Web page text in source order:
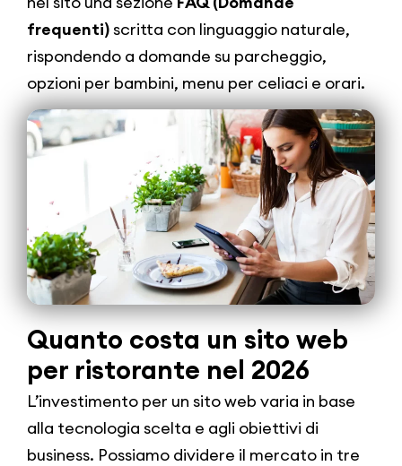
frequenti)scritta con linguaggio naturale,
rispondendo a domande su parcheggio,
opzioni per bambini, menu per celiaci e orari.
Quanto costa un sito web
per ristorante nel 2026
L’investimento per un sito web varia in base
alla tecnologia scelta e agli obiettivi di
business. Possiamo dividere il mercato in tre